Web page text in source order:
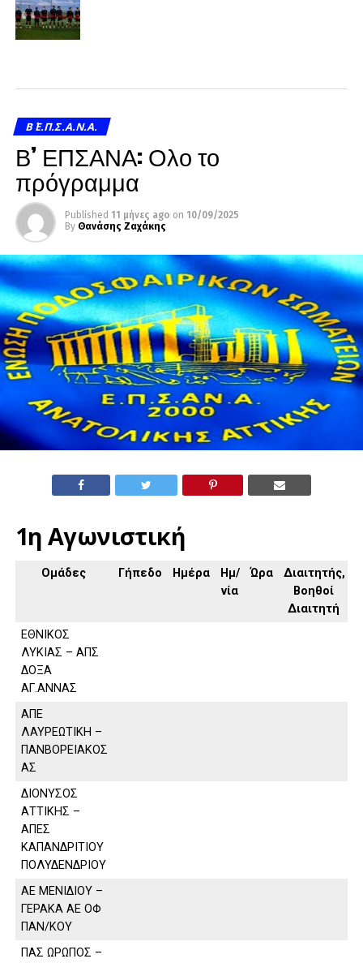
Β΄ Ε.Π.Σ.Α.Ν.Α.
Β’ ΕΠΣΑΝΑ: Ολο το
πρόγραμμα
Published 11 μήνες ago on 10/09/2025
By Θανάσης Ζαχάκης
1η Αγωνιστική
Ομάδες Γήπεδο Ημέρα
Ημ/
νία
Ώρα
Διαιτητής,
Βοηθοί
Διαιτητή
ΕΘΝΙΚΟΣ
ΛΥΚΙΑΣ – ΑΠΣ
ΔΟΞΑ
ΑΓ.ΑΝΝΑΣ
ΑΠΕ
ΛΑΥΡΕΩΤΙΚΗ –
ΠΑΝΒΟΡΕΙΑΚΟΣ
ΑΣ
ΔΙΟΝΥΣΟΣ
ΑΤΤΙΚΗΣ –
ΑΠΕΣ
ΚΑΠΑΝΔΡΙΤΙΟΥ
ΠΟΛΥΔΕΝΔΡΙΟΥ
ΑΕ ΜΕΝΙΔΙΟΥ –
ΓΕΡΑΚΑ ΑΕ ΟΦ
ΠΑΝ/ΚΟΥ
ΠΑΣ ΩΡΩΠΟΣ –